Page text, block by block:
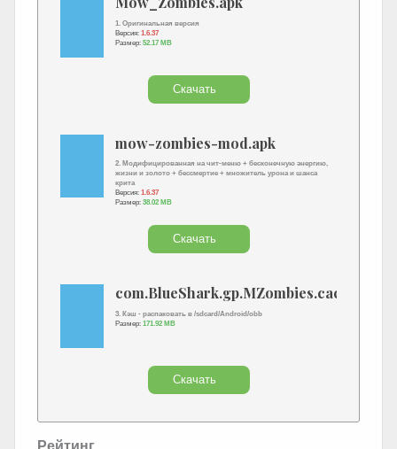
1. Оригинальная версия
Версия: 1.6.37
Размер: 52.17 MB
Скачать
mow-zombies-mod.apk
2. Модифицированная на чит-меню + бесконечную энергию,
жизни и золото + бессмертие + множитель урона и шанса
крита
Версия: 1.6.37
Размер: 38.02 MB
Скачать
com.BlueShark.gp.MZombies.cache.zip
3. Кэш - распаковать в /sdcard/Android/obb
Размер: 171.92 MB
Скачать
Рейтинг